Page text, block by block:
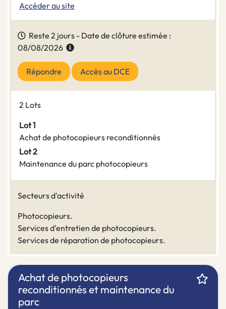
Accéder au site
Reste 2 jours - Date de clôture estimée :
08/08/2026
Répondre Accès au DCE
2 Lots
Lot 1
Achat de photocopieurs reconditionnés
Lot 2
Maintenance du parc photocopieurs
Secteurs d'activité
Photocopieurs.
Services d'entretien de photocopieurs.
Services de réparation de photocopieurs.
Achat de photocopieurs
reconditionnés et maintenance du
parc